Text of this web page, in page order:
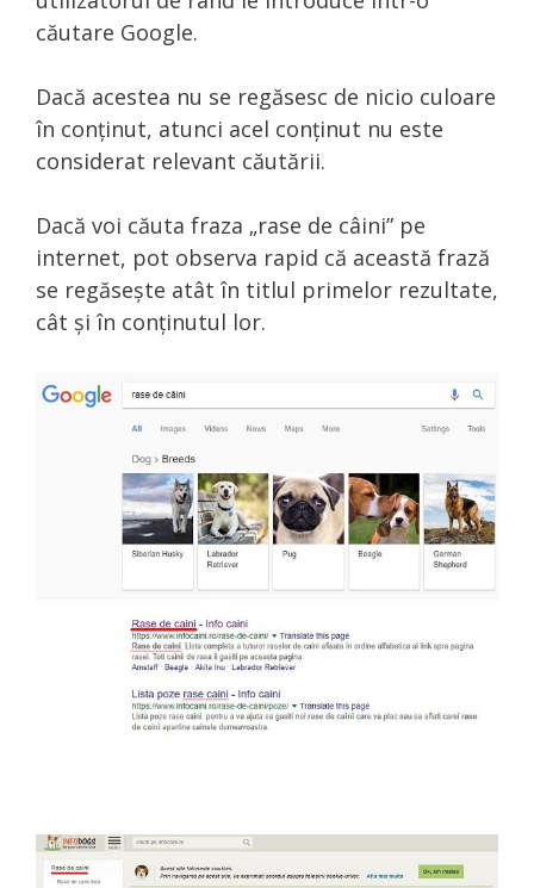
căutare Google.
Dacă acestea nu se regăsesc de nicio culoare
în conținut, atunci acel conținut nu este
considerat relevant căutării.
Dacă voi căuta fraza „rase de câini” pe
internet, pot observa rapid că această frază
se regăsește atât în titlul primelor rezultate,
cât și în conținutul lor.